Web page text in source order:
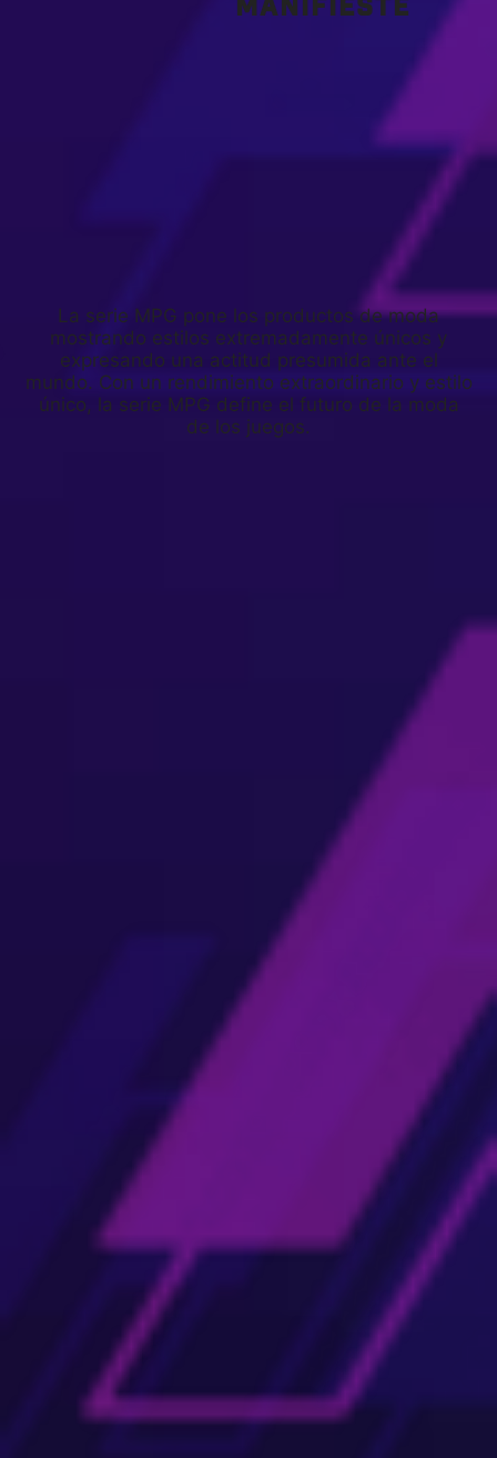
MANIFIESTE
La serie MPG pone los productos de moda
mostrando estilos extremadamente únicos y
expresando una actitud presumida ante el
mundo. Con un rendimiento extraordinario y estilo
único, la serie MPG define el futuro de la moda
de los juegos.